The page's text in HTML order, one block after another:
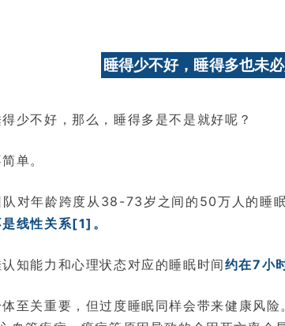
睡得少不好，睡得多也未
少不好，那么，睡得多是不是就好呢？
单。
对年龄跨度从38-73岁之间的50万人的睡
线性关系[1]。
知能力和心理状态对应的睡眠时间约在7小
至关重要，但过度睡眠同样会带来健康风险